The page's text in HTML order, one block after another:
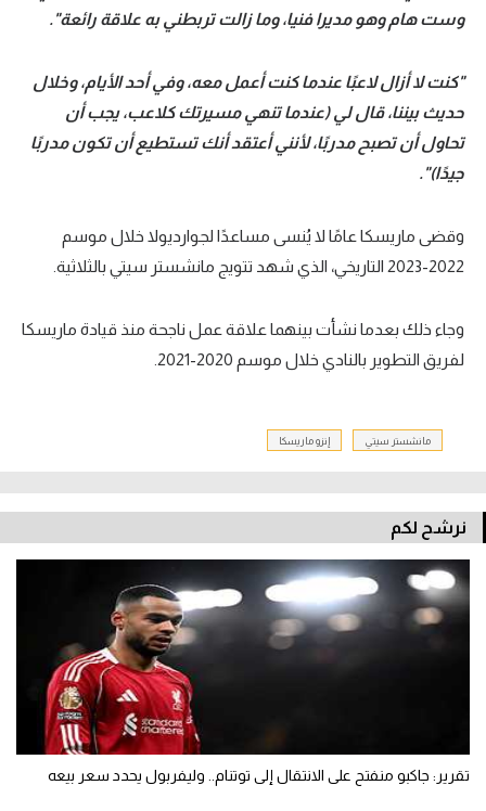
وست هام وهو مديرا فنيا، وما زالت تربطني به علاقة رائعة".
"كنت لا أزال لاعبًا عندما كنت أعمل معه، وفي أحد الأيام، وخلال
حديث بيننا، قال لي (عندما تنهي مسيرتك كلاعب، يجب أن
تحاول أن تصبح مدربًا، لأنني أعتقد أنك تستطيع أن تكون مدربًا
جيدًا)".
وقضى ماريسكا عامًا لا يُنسى مساعدًا لجوارديولا خلال موسم
2022-2023 التاريخي، الذي شهد تتويج مانشستر سيتي بالثلاثية.
وجاء ذلك بعدما نشأت بينهما علاقة عمل ناجحة منذ قيادة ماريسكا
لفريق التطوير بالنادي خلال موسم 2020-2021.
مانشستر سيتي إنزو ماريسكا
نرشح لكم
تقرير: جاكبو منفتح على الانتقال إلى توتنام.. وليفربول يحدد سعر بيعه